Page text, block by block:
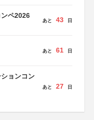
ペ2026
あと 43 日
あと 61 日
ョンコン
あと 27 日